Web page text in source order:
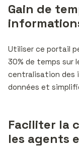
Gain de
Utiliser ce portail
30% de temps sur
centralisation des
données et
Faciliter la
les agents